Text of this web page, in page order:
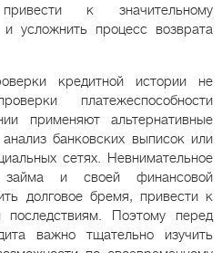
к значительному
усложнить процесс возврата
кредитной истории не
платежеспособности
применяют альтернативные
банковских выписок или
сетях. Невнимательное
и своей финансовой
долговое бремя, привести к
Поэтому перед
важно тщательно изучить